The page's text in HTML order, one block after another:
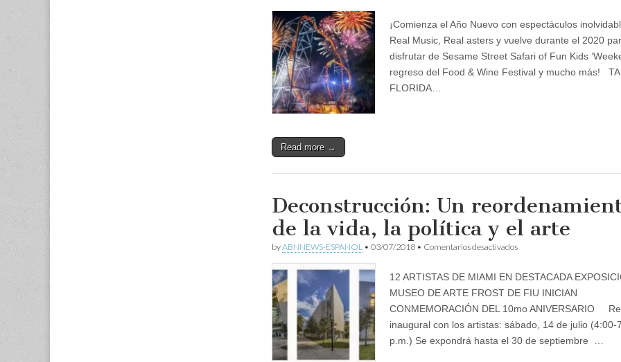
Año
Nuevo
Fuegos
Artificiales
Con
un
Pase
Anual
2020
¡Comienza el Año Nuevo con espectáculos
Real Music, Real asters y vuelve durante el 2020
disfrutar de Sesame Street Safari of Fun Kids
regreso del Food & Wine Festival y mucho más!
FLORIDA…
Read more →
Deconstrucción: Un
de la vida, la política y el arte
byABNNEWS-ESPANOL • 03/07/2018 • Comentarios desactivadosen
reordenamiento
de
vida,
la
y
12 ARTISTAS DE MIAMI EN DESTACADA
MUSEO DE ARTE FROST DE FIU INICIAN
CONMEMORACIÓN DEL 10mo ANIVERSARIO
inaugural con los artistas: sábado, 14 de julio (4:00-
p.m.) Se expondrá hasta el 30 de septiembre …